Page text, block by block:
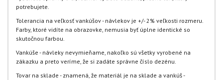
potrebujete.
Tolerancia na veľkosť vankúšov - návlekov je +/- 2% veľkosti rozmeru.
Farby, ktoré vidíte na obrazovke, nemusia byť úplne identické so
skutočnou farbou.
Vankúše - návleky nevymieňame, nakoľko sú všetky vyrobené na
zákazku a preto veríme, že si zadáte správne číslo dezénu.
Tovar na sklade - znamená, že materiál je na sklade a vankúš -